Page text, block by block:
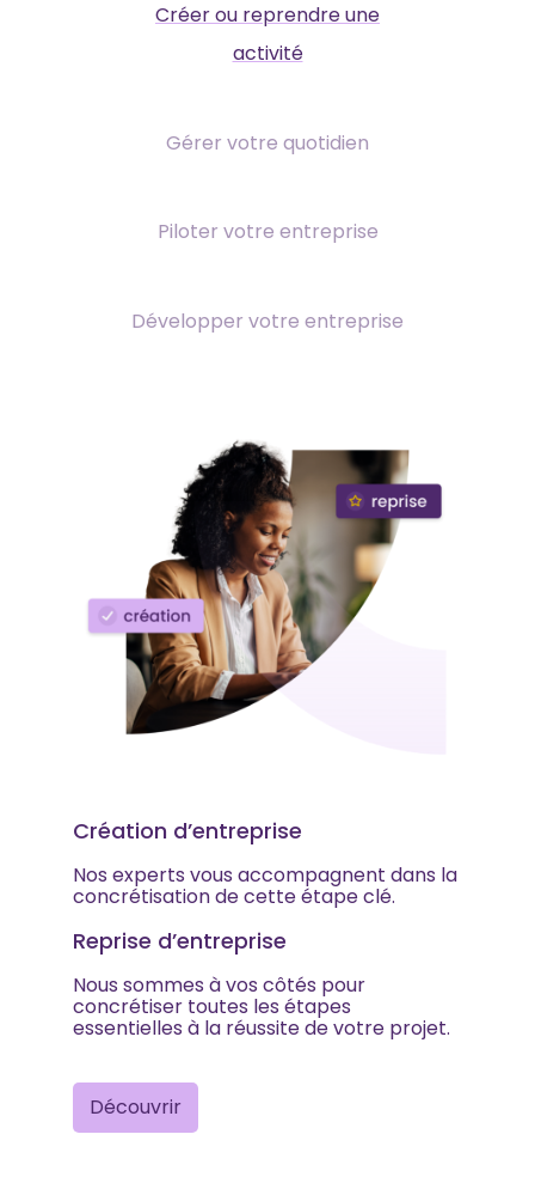
Créer ou reprendre une
activité
Gérer votre quotidien
Piloter votre entreprise
Développer votre entreprise
Création d’entreprise
Nos experts vous accompagnent dans la
concrétisation de cette étape clé.
Reprise d’entreprise
Nous sommes à vos côtés pour
concrétiser toutes les étapes
essentielles à la réussite de votre projet.
Découvrir